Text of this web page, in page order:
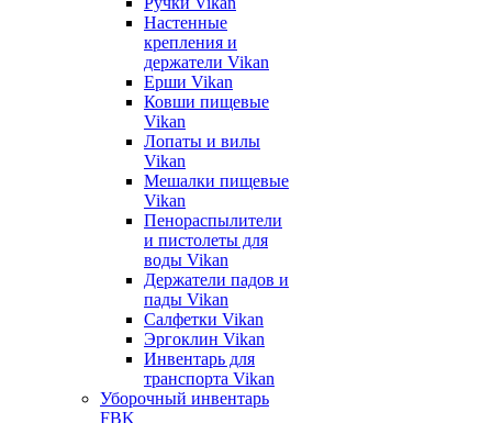
Настенные
крепления и
держатели Vikan
Ерши Vikan
Ковши пищевые
Vikan
Лопаты и вилы
Vikan
Мешалки пищевые
Vikan
Пенораспылители
и пистолеты для
воды Vikan
Держатели падов и
пады Vikan
Салфетки Vikan
Эргоклин Vikan
Инвентарь для
транспорта Vikan
Уборочный инвентарь
FBK